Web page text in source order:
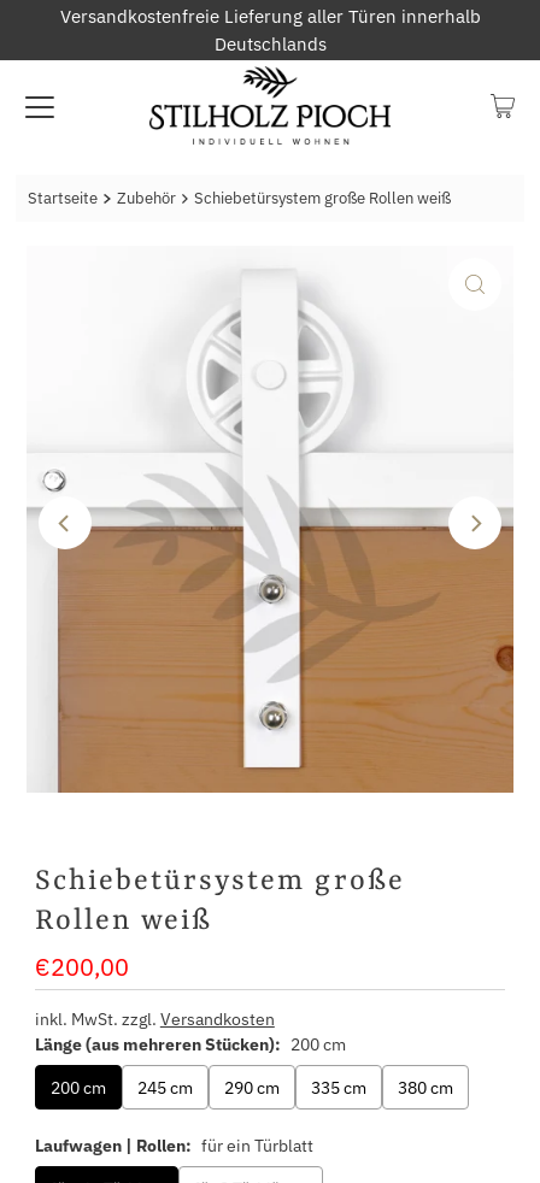
Versandkostenfreie Lieferung aller Türen innerhalb
Deutschlands
Startseite Zubehör Schiebetürsystem große Rollen weiß
Schiebetürsystem große
Rollen weiß
Regulärer
Preis
€200,00
inkl. MwSt. zzgl. Versandkosten
Länge (aus mehreren Stücken): 200 cm
200 cm
245 cm 290 cm 335 cm 380 cm
Laufwagen | Rollen: für ein Türblatt